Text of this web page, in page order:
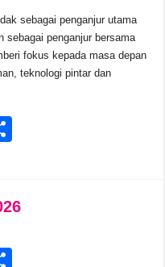
sebagai penganjur utama
sebagai penganjur bersama
fokus kepada masa depan
teknologi pintar dan
e